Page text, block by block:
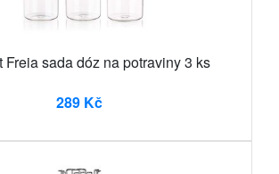
Freia sada dóz na potraviny 3 ks
289 Kč